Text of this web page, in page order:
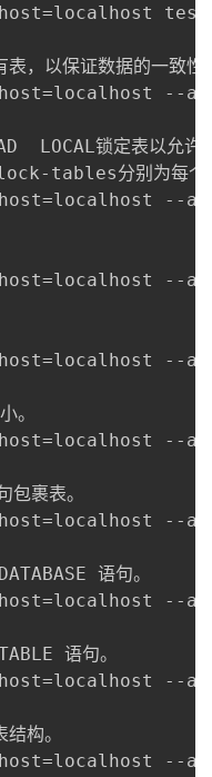
有表，以保证数据
--
LOCAL锁定表以
tables分别为每个数
--
--
--all-
。
--
裹表。
--
语句。
--
语句。
--
构。
--